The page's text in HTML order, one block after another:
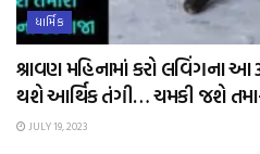
ધાર્મિક
શ્રાવણ મહિનામાં કરો લવિંગના
થશે આર્થિક તંગી… ચમકી જશે
JULY 19, 2023